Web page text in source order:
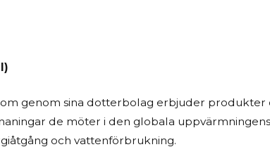
genom sina dotterbolag erbjuder produkter
de möter i den globala
och vattenförbrukning.